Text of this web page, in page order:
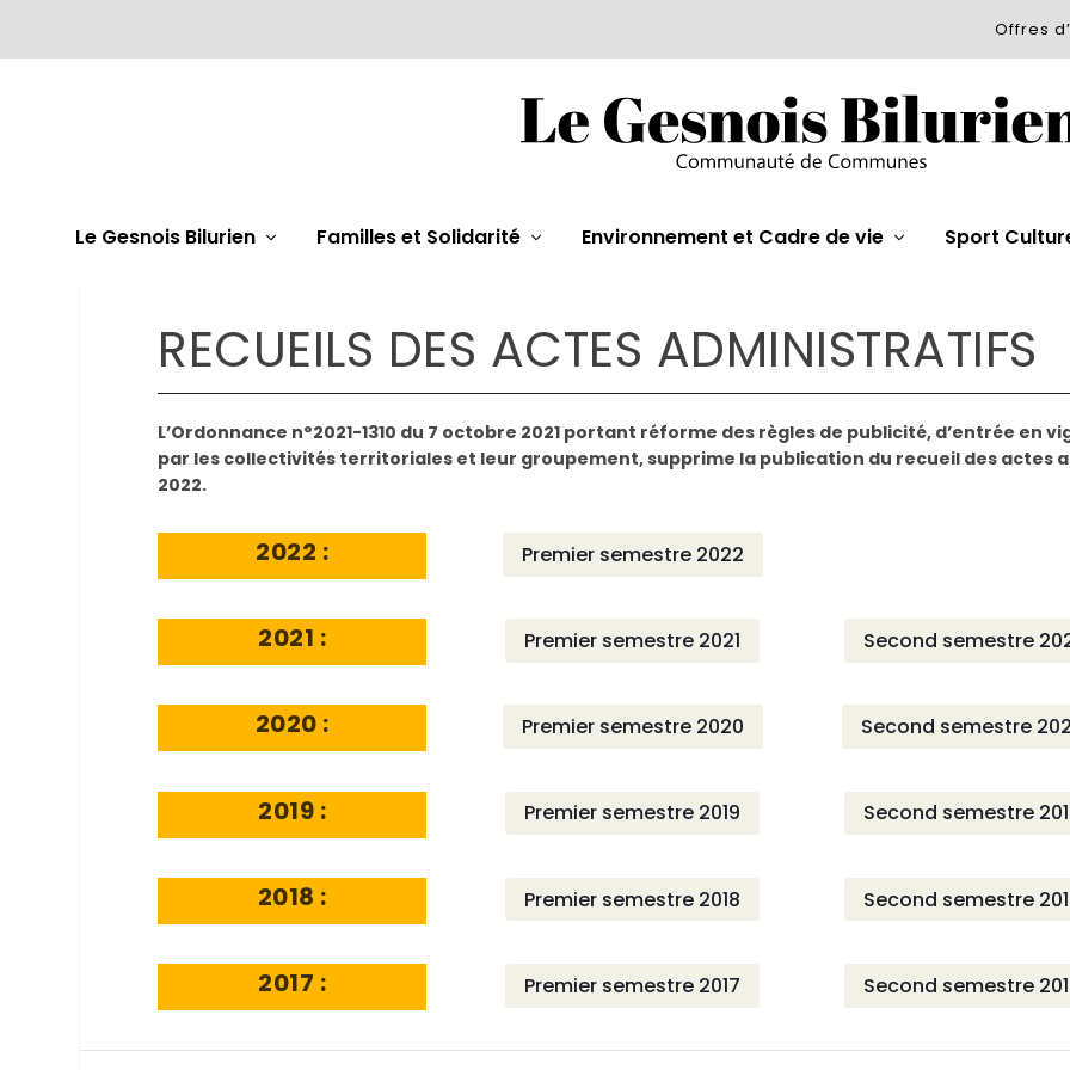
Offres
Le Gesnois Bilurien Familles et Solidarité Environnement et Cadre de vie Sport
RECUEILS DES ACTES ADMINISTRATIFS
L’Ordonnance n°2021-1310 du 7 octobre 2021 portant réforme des règles de publicité, d’entrée en
par les collectivités territoriales et leur groupement, supprime la publication du recueil des actes
2022.
2022 : Premier semestre 2022
2021 : Premier semestre 2021 Second semestre
2020 : Premier semestre 2020 Second semestre
2019 : Premier semestre 2019 Second semestre
2018 : Premier semestre 2018 Second semestre
2017 : Premier semestre 2017 Second semestre